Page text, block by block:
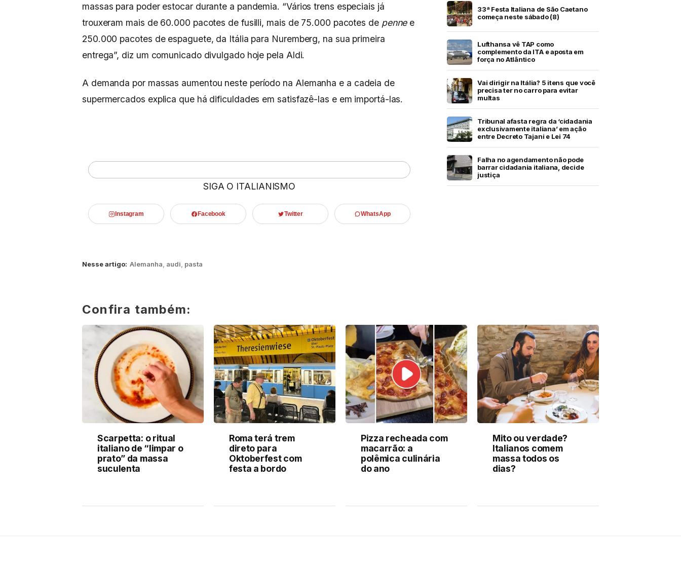
massas para poder estocar durante a pandemia. “Vários trens especiais já
trouxeram mais de 60.000 pacotes de fusilli, mais de 75.000 pacotes de pennee
250.000 pacotes de espaguete, da Itália para Nuremberg, na sua primeira
entrega”, diz um comunicado divulgado hoje pela Aldi.
A demanda por massas aumentou neste período na Alemanha e a cadeia de
supermercados explica que há dificuldades em satisfazê-las e em importá-las.
SIGA O ITALIANISMO
Instagram Facebook Twitter WhatsApp
Nesse artigo: Alemanha, audi, pasta
33ª Festa Italiana de São Caetano
começa neste sábado (8)
Lufthansa vê TAP como
complemento da ITA e aposta em
força no Atlântico
Vai dirigir na Itália? 5 itens que você
precisa ter no carro para evitar
multas
Tribunal afasta regra da ‘cidadania
exclusivamente italiana’ em ação
entre Decreto Tajani e Lei 74
Falha no agendamento não pode
barrar cidadania italiana, decide
justiça
Confira também:
Scarpetta: o ritual
italiano de “limpar o
prato” da massa
suculenta
Roma terá trem
direto para
Oktoberfest com
festa a bordo
Pizza recheada com
macarrão: a
polêmica culinária
do ano
Mito ou verdade?
Italianos comem
massa todos os
dias?